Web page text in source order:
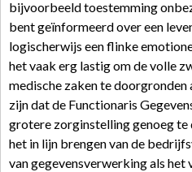
bijvoorbeeld toestemming
bent geïnformeerd over een
logischerwijs een flinke
het vaak erg lastig om de volle
medische zaken te
zijn dat de Functionaris
grotere zorginstelling genoeg te
het in lijn brengen van de
van gegevensverwerking als het